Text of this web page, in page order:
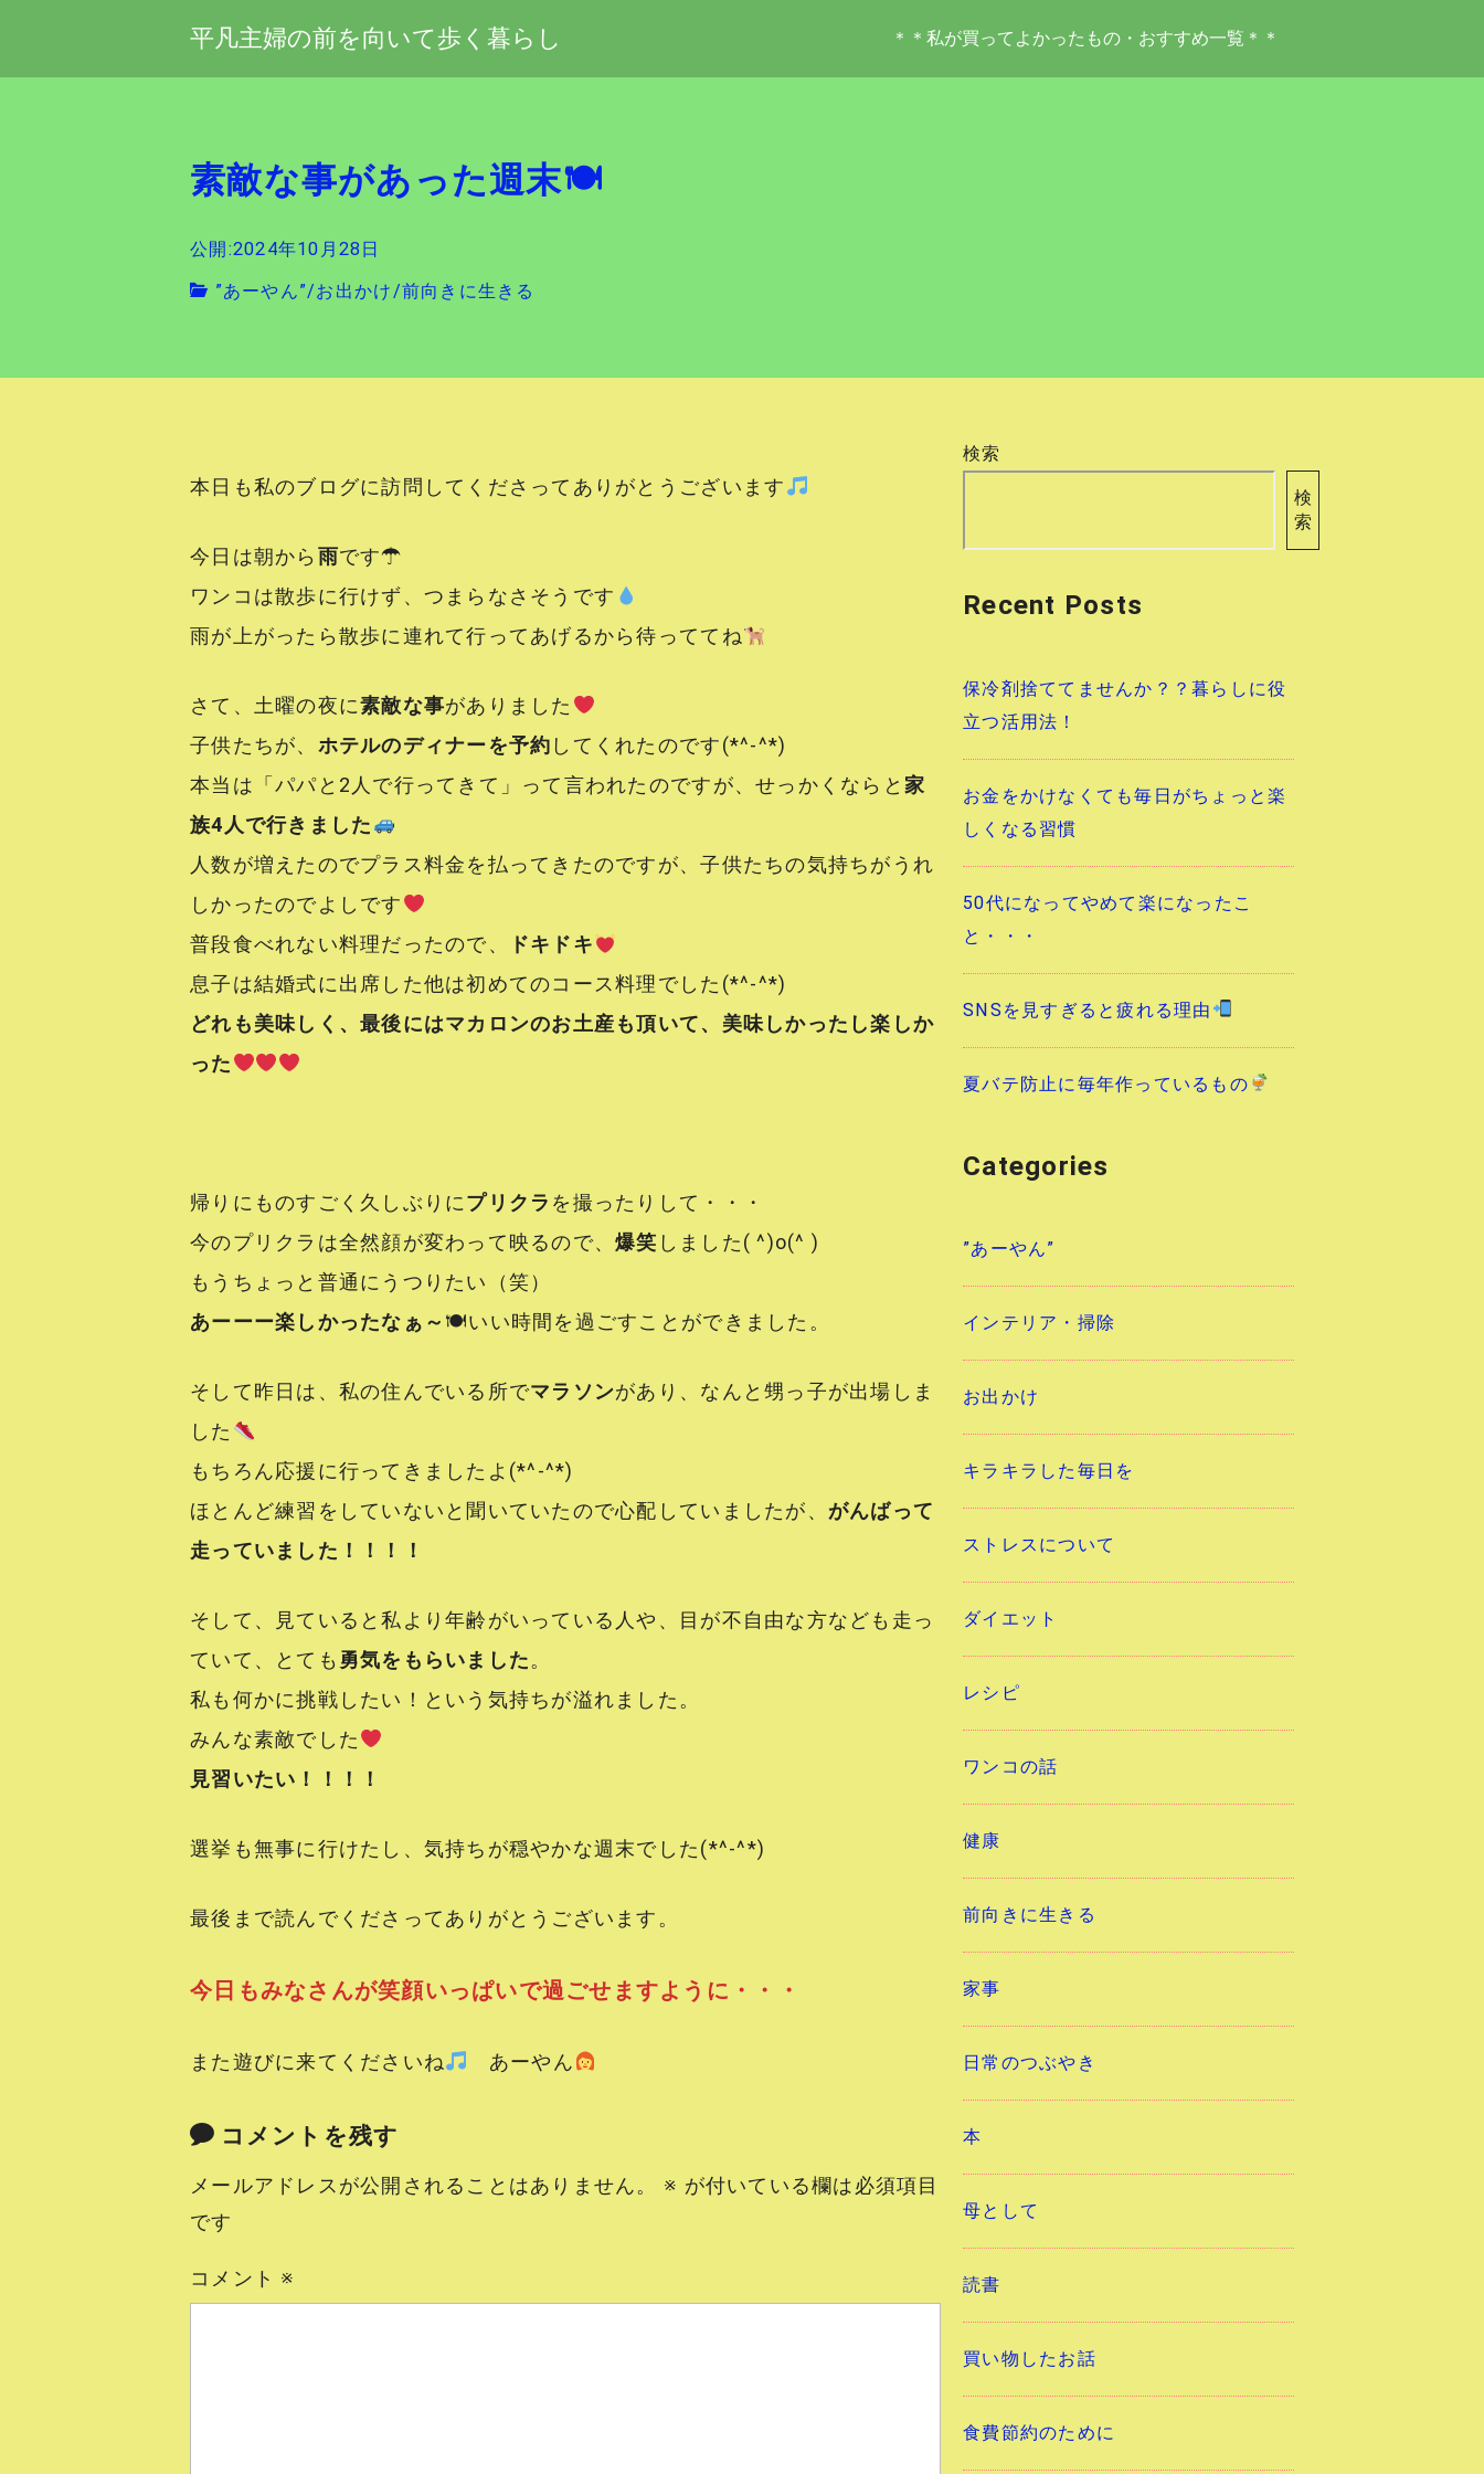
平凡主婦の前を向いて歩く暮らし ＊＊私が買ってよかったもの・おすすめ一覧＊＊
素敵な事があった週末🍽
公開:2024年10月28日
”あーやん”/お出かけ/前向きに生きる
本日も私のブログに訪問してくださってありがとうございます
今日は朝から 雨です☂
ワンコは散歩に行けず、つまらなさそうです
雨が上がったら散歩に連れて行ってあげるから待っててね
さて、土曜の夜に素敵な事がありました
子供たちが、 ホテルのディナーを予約 してくれたのです(*^-^*)
本当は「パパと2人で行ってきて」って言われたのですが、せっかくならと 家
族4人で行きました
人数が増えたのでプラス料金を払ってきたのですが、子供たちの気持ちがうれ
しかったのでよしです
普段食べれない料理だったので、
ドキドキ
息子は結婚式に出席した他は初めてのコース料理でした(*^-^*)
どれも美味しく、最後にはマカロンのお土産も頂いて、美味しかったし楽しか
った
帰りにものすごく久しぶりにプリクラ を撮ったりして・・・
今のプリクラは全然顔が変わって映るので、爆笑 しました( ^)o(^ )
もうちょっと普通にうつりたい（笑）
あーーー楽しかったなぁ～ 🍽いい時間を過ごすことができました。
そして昨日は、私の住んでいる所でマラソンがあり、なんと甥っ子が出場しま
した
もちろん応援に行ってきましたよ(*^-^*)
ほとんど練習をしていないと聞いていたので心配していましたが、 がんばって
走っていました！！！！
そして、見ていると私より年齢がいっている人や、目が不自由な方なども走っ
ていて、とても 勇気をもらいました。
私も何かに挑戦したい！という気持ちが溢れました。
みんな素敵でした
見習いたい！！！！
選挙も無事に行けたし、気持ちが穏やかな週末でした(*^-^*)
最後まで読んでくださってありがとうございます。
今日もみなさんが笑顔いっぱいで過ごせますように・・・
また遊びに来てくださいね あーやん
コメントを残す
メールアドレスが公開されることはありません。 ※ が付いている欄は必須項目
です
コメント ※
検索
検
索
Recent Posts
保冷剤捨ててませんか？？暮らしに役
立つ活用法！
お金をかけなくても毎日がちょっと楽
しくなる習慣
50代になってやめて楽になったこ
と・・・
SNSを見すぎると疲れる理由
夏バテ防止に毎年作っているもの
Categories
”あーやん”
インテリア・掃除
お出かけ
キラキラした毎日を
ストレスについて
ダイエット
レシピ
ワンコの話
健康
前向きに生きる
家事
日常のつぶやき
本
母として
読書
買い物したお話
食費節約のために